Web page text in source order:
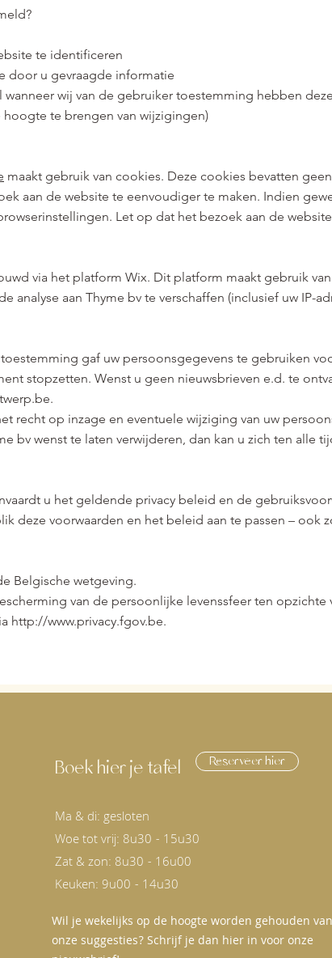
te identificeren
door u gevraagde informatie
wij van de gebruiker toestemming hebben
te brengen van wijzigingen)
maakt gebruik van cookies. Deze cookies bevatten
aan de website te eenvoudiger te maken. Indien
Let op dat het bezoek aan de
via het platform Wix. Dit platform maakt gebruik
analyse aan Thyme bv te verschaffen (inclusief uw IP-
gaf uw persoonsgegevens te gebruiken
stopzetten. Wenst u geen nieuwsbrieven e.d. te
.
recht op inzage en eventuele wijziging van uw
bv wenst te laten verwijderen, dan kan u zich ten alle
u het geldende privacy beleid en de
deze voorwaarden en het beleid aan te passen – ook
Belgische wetgeving.
van de persoonlijke levenssfeer ten opzichte
http://www.privacy.fgov.be.
Boek hier je tafel Reserveer hier
Ma & di: gesloten
Woe tot vrij: 8u30 - 15u30
Zat & zon: 8u30 - 16u00
Keuken: 9u00 - 14u30
Wil je wekelijks op de hoogte worden gehouden van
onze suggesties? Schrijf je dan hier in voor onze